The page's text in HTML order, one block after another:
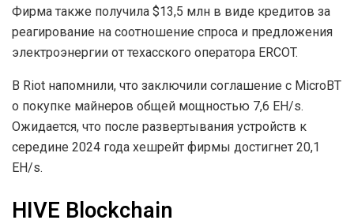
Фирма также получила $13,5 млн в виде кредитов за
реагирование на соотношение спроса и предложения
электроэнергии от техасского оператора ERCOT.
В Riot напомнили, что заключили соглашение с MicroBT
о покупке майнеров общей мощностью 7,6 EH/s.
Ожидается, что после развертывания устройств к
середине 2024 года хешрейт фирмы достигнет 20,1
EH/s.
HIVE Blockchain